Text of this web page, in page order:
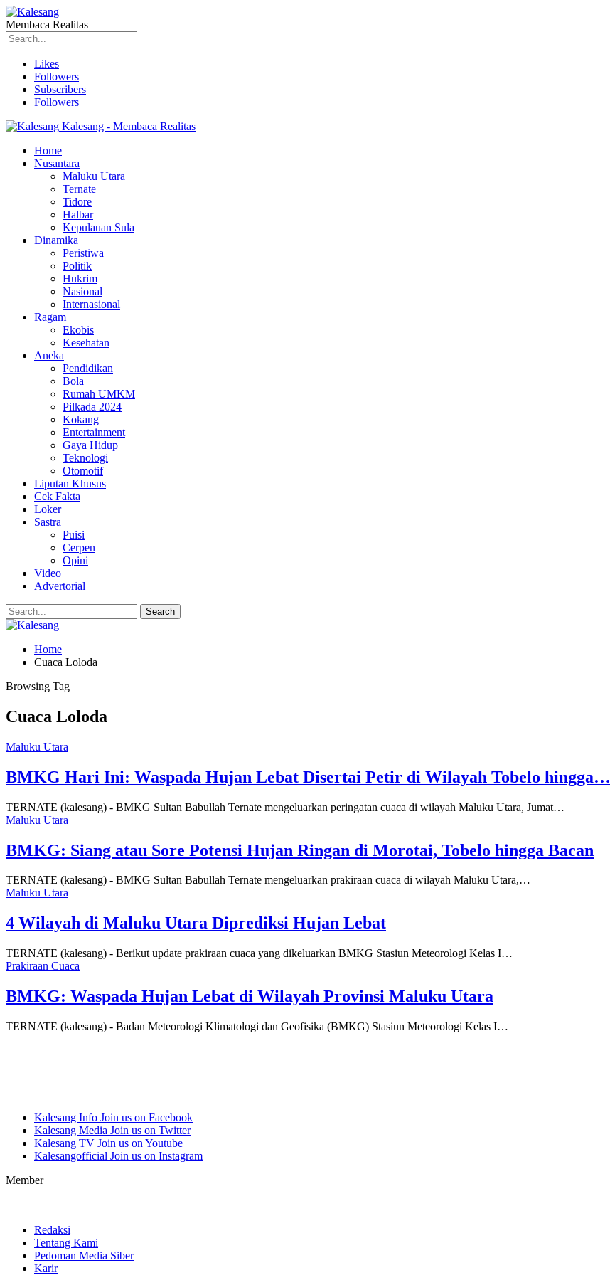
Membaca Realitas
Likes
Followers
Subscribers
Followers
Kalesang - Membaca Realitas
Home
Nusantara
Maluku Utara
Ternate
Tidore
Halbar
Kepulauan Sula
Dinamika
Peristiwa
Politik
Hukrim
Nasional
Internasional
Ragam
Ekobis
Kesehatan
Aneka
Pendidikan
Bola
Rumah UMKM
Pilkada 2024
Kokang
Entertainment
Gaya Hidup
Teknologi
Otomotif
Liputan Khusus
Cek Fakta
Loker
Sastra
Puisi
Cerpen
Opini
Video
Advertorial
Home
Cuaca Loloda
Browsing Tag
Cuaca Loloda
Maluku Utara
BMKG Hari Ini: Waspada Hujan Lebat Disertai Petir di Wilayah Tobelo hingga…
TERNATE (kalesang) - BMKG Sultan Babullah Ternate mengeluarkan peringatan cuaca di wilayah Maluku Utara, Jumat…
Maluku Utara
BMKG: Siang atau Sore Potensi Hujan Ringan di Morotai, Tobelo hingga Bacan
TERNATE (kalesang) - BMKG Sultan Babullah Ternate mengeluarkan prakiraan cuaca di wilayah Maluku Utara,…
Maluku Utara
4 Wilayah di Maluku Utara Diprediksi Hujan Lebat
TERNATE (kalesang) - Berikut update prakiraan cuaca yang dikeluarkan BMKG Stasiun Meteorologi Kelas I…
Prakiraan Cuaca
BMKG: Waspada Hujan Lebat di Wilayah Provinsi Maluku Utara
TERNATE (kalesang) - Badan Meteorologi Klimatologi dan Geofisika (BMKG) Stasiun Meteorologi Kelas I…
Kalesang Info Join us on Facebook
Kalesang Media Join us on Twitter
Kalesang TV Join us on Youtube
Kalesangofficial Join us on Instagram
Member
Redaksi
Tentang Kami
Pedoman Media Siber
Karir